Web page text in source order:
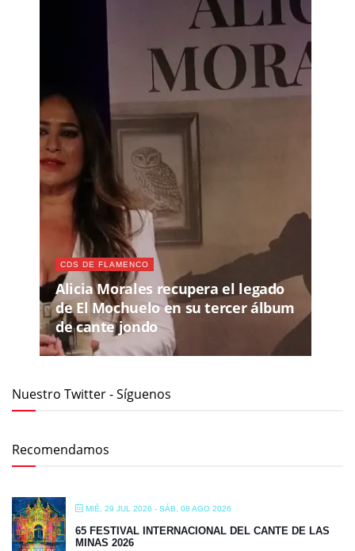
CDS DE FLAMENCO
Alicia Morales recupera el legado
de El Mochuelo en su tercer álbum
de cante jondo
Nuestro Twitter - Síguenos
Recomendamos
MIÉ, 29 JUL 2026 - SÁB, 08 AGO 2026
65 FESTIVAL INTERNACIONAL DEL CANTE DE LAS
MINAS 2026